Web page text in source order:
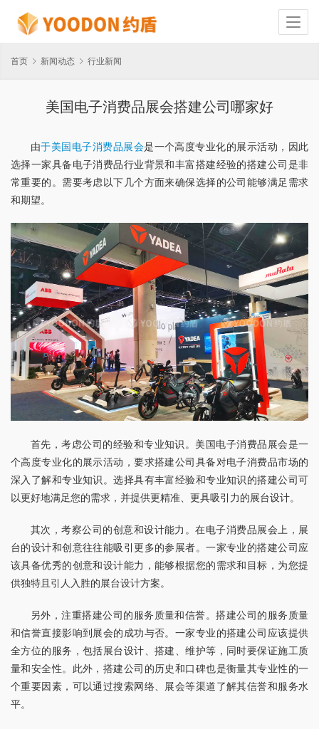
首页 新闻动态 行业新闻
美国电子消费品展会搭建公司哪家好
由于美国电子消费品展会是一个高度专业化的展示活动，因此
选择一家具备电子消费品行业背景和丰富搭建经验的搭建公司是非
常重要的。需要考虑以下几个方面来确保选择的公司能够满足需求
和期望。
首先，考虑公司的经验和专业知识。美国电子消费品展会是一
个高度专业化的展示活动，要求搭建公司具备对电子消费品市场的
深入了解和专业知识。选择具有丰富经验和专业知识的搭建公司可
以更好地满足您的需求，并提供更精准、更具吸引力的展台设计。
其次，考察公司的创意和设计能力。在电子消费品展会上，展
台的设计和创意往往能吸引更多的参展者。一家专业的搭建公司应
该具备优秀的创意和设计能力，能够根据您的需求和目标，为您提
供独特且引人入胜的展台设计方案。
另外，注重搭建公司的服务质量和信誉。搭建公司的服务质量
和信誉直接影响到展会的成功与否。一家专业的搭建公司应该提供
全方位的服务，包括展台设计、搭建、维护等，同时要保证施工质
量和安全性。此外，搭建公司的历史和口碑也是衡量其专业性的一
个重要因素，可以通过搜索网络、展会等渠道了解其信誉和服务水
平。